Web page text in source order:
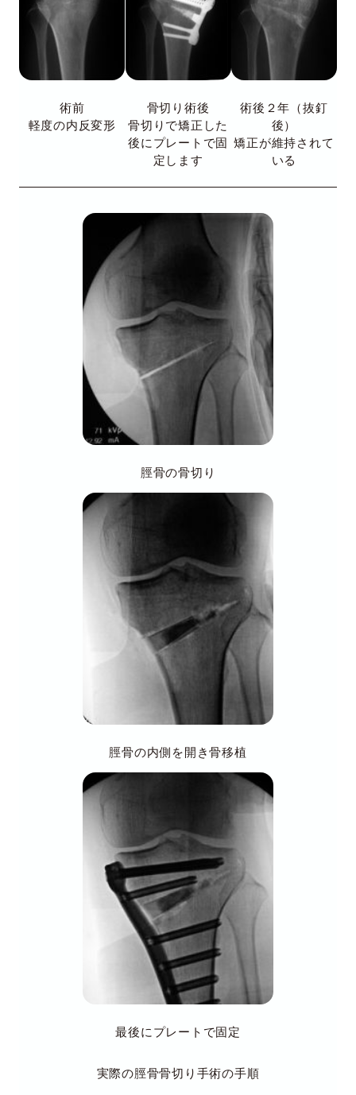
術前
軽度の内反変形
骨切り術後
骨切りで矯正した
後にプレートで固
定します
術後２年（抜釘
後）
矯正が維持されて
いる
脛骨の骨切り
脛骨の内側を開き骨移植
最後にプレートで固定
実際の脛骨骨切り手術の手順